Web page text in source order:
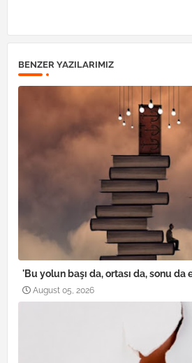
BENZER YAZILARIMIZ
'Bu yolun başı da, ortası da, sonu da
August 05, 2026